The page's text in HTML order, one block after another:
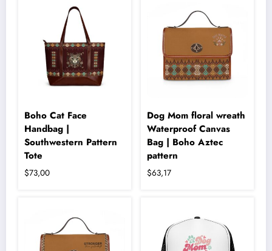
Seçenekler
sayfasından
seçilebilir
Seçenekler
sayfasından
seçilebilir
Boho Cat Face
Handbag |
Southwestern Pattern
Tote
$73,00
Dog Mom floral wreath
Waterproof Canvas
Bag | Boho Aztec
pattern
$63,17
varyasyonu